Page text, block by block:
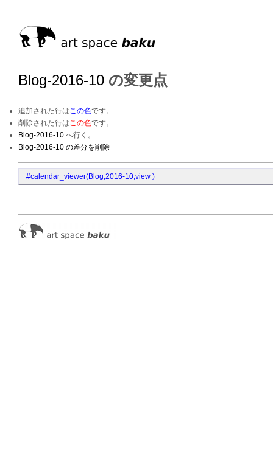
Blog-2016-10 の変更点
追加された行はこの色です。
削除された行はこの色です。
Blog-2016-10 へ行く。
Blog-2016-10 の差分を削除
#calendar_viewer(Blog,2016-10,view )